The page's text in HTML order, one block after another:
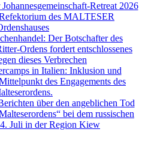
Retreat 2026
des MALTESER
Der Botschafter des
Ordens fordert entschlossenes
dieses Verbrechen
in Italien: Inklusion und
des Engagements des
über den angeblichen Tod
bei dem russischen
Juli in der Region Kiew